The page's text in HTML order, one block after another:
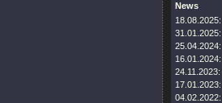
News
18.08.2025:
31.01.2025:
25.04.2024:
16.01.2024:
24.11.2023:
17.01.2023:
04.02.2022: